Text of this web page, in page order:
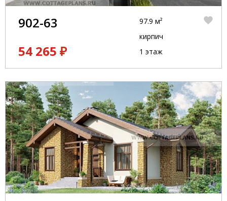
902-63
54 265 ₽
97.9 м²
кирпич
1 этаж